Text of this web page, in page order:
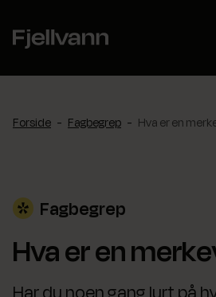
innhold
Forside - Fagbegrep - Hva er en
Fagbegrep
Hva er en
Har du noen gang lurt på